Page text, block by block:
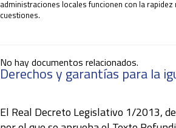
administraciones locales funcionen con la rapidez
cuestiones.
No hay documentos relacionados.
Derechos y garantías para la
El Real Decreto Legislativo 1/2013,